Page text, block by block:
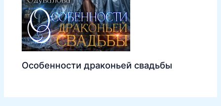
Особенности драконьей свадьбы